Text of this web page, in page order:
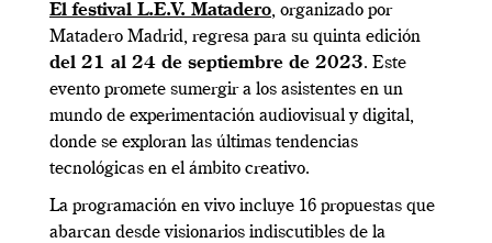
El festival L.E.V. Matadero, organizado por
Matadero Madrid, regresa para su quinta edición
del 21 al 24 de septiembre de 2023. Este
evento promete sumergir a los asistentes en un
mundo de experimentación audiovisual y digital,
donde se exploran las últimas tendencias
tecnológicas en el ámbito creativo.
La programación en vivo incluye 16 propuestas que
abarcan desde visionarios indiscutibles de la